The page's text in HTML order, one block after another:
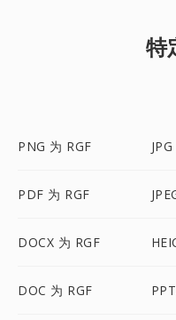
特
PNG 为 RGF
PDF 为 RGF
DOCX 为 RGF
DOC 为 RGF